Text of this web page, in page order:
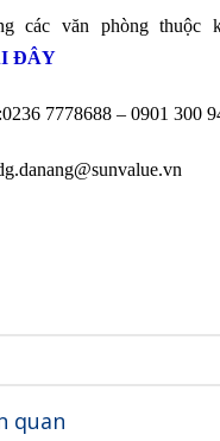
các văn phòng thuộc
ĐÂY
7778688 – 0901 300
quan